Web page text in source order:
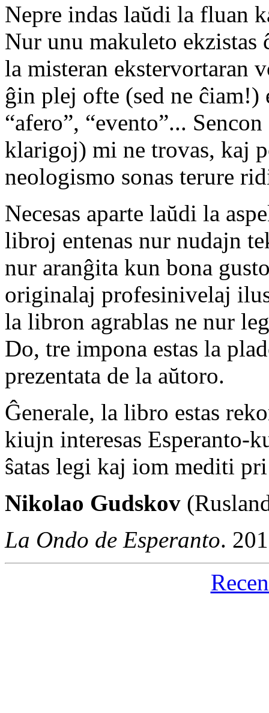
Nepre indas laŭdi la fluan
Nur unu makuleto ekzistas
la misteran ekstervortaran
ĝin plej ofte (sed ne ĉiam!)
“afero”, “evento”...
klarigoj) mi ne trovas, kaj
neologismo sonas terure
Necesas aparte laŭdi la
libroj entenas nur nudajn
nur aranĝita kun bona
originalaj profesinivelaj
la libron agrablas ne nur
Do, tre impona estas la
prezentata de la aŭtoro.
Ĝenerale, la libro estas
kiujn interesas Esperanto-
ŝatas legi kaj iom mediti
Nikolao Gudskov
La Ondo de Esperanto.